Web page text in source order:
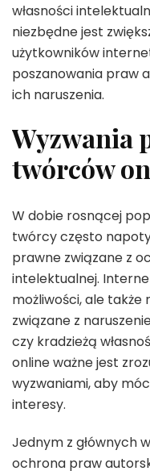
własności
niezbędne jest
użytkowników
poszanowania praw
ich naruszenia.
Wyzwania
twórców
W dobie rosnącej
twórcy często
prawne związane z
intelektualnej.
możliwości, ale także
związane z
czy kradzieżą
online ważne jest
wyzwaniami, aby
interesy.
Jednym z głównych
ochrona praw